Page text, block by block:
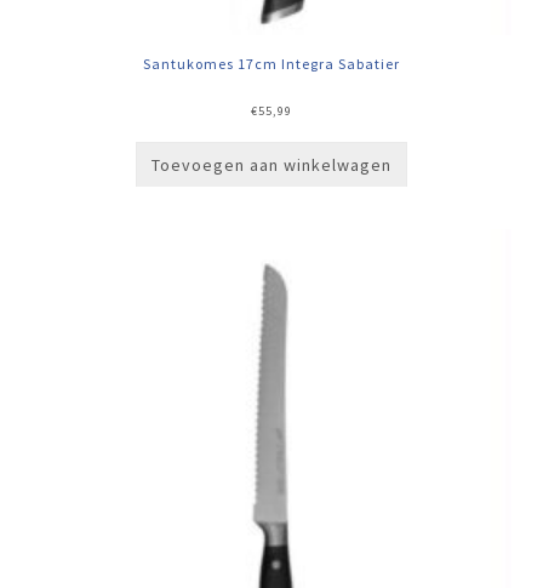
Santukomes 17cm Integra Sabatier
€55,99
Toevoegen aan winkelwagen